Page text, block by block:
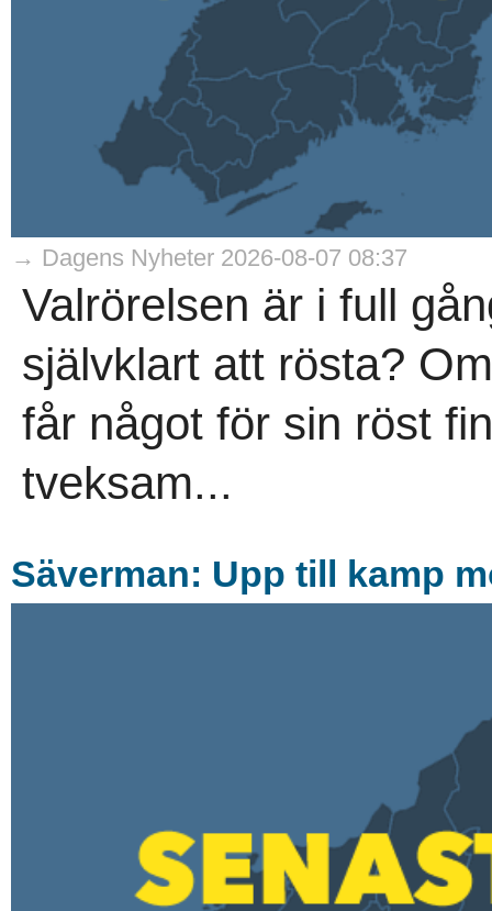
→ Dagens Nyheter 2026-08-07 08:37
Valrörelsen är i full
självklart att rösta?
får något för sin röst
tveksam...
Säverman: Upp till kamp